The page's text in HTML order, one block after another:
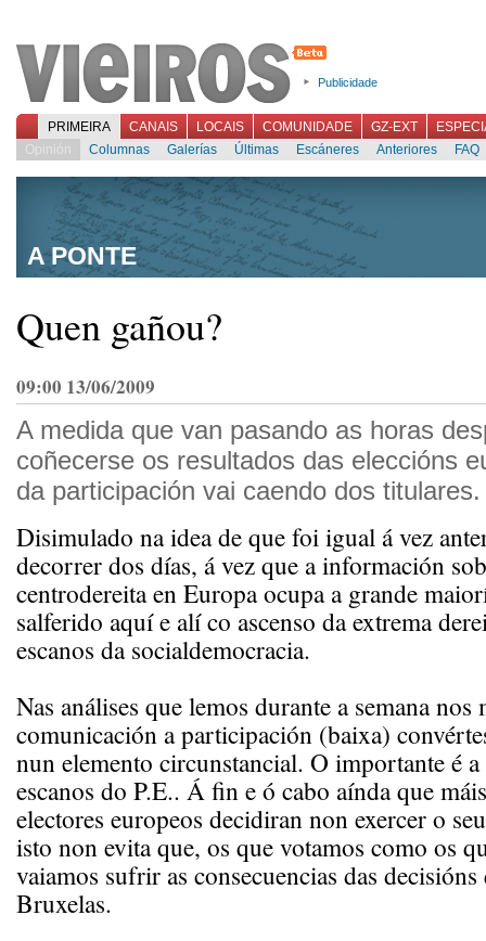
Publicidade
PRIMEIRA CANAIS LOCAIS COMUNIDADE GZ-EXT
Opinión
Columnas Galerías Últimas Escáneres Anteriores FAQ
A PONTE
Quen gañou?
09:00 13/06/2009
A medida que van pasando as horas
coñecerse os resultados das eleccións
da participación vai caendo dos titulares.
Disimulado na idea de que foi igual á vez
decorrer dos días, á vez que a información
centrodereita en Europa ocupa a grande
salferido aquí e alí co ascenso da extrema
escanos da socialdemocracia.
Nas análises que lemos durante a semana nos
comunicación a participación (baixa)
nun elemento circunstancial. O importante é
escanos do P.E.. Á fin e ó cabo aínda que
electores europeos decidiran non exercer o
isto non evita que, os que votamos como os
vaiamos sufrir as consecuencias das
Bruxelas.